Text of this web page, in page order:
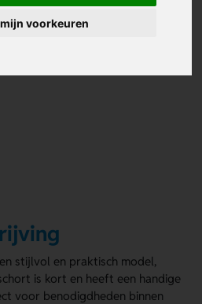
voorkeuren
stijlvol en praktisch model,
is kort en heeft een handige
voor benodigdheden binnen